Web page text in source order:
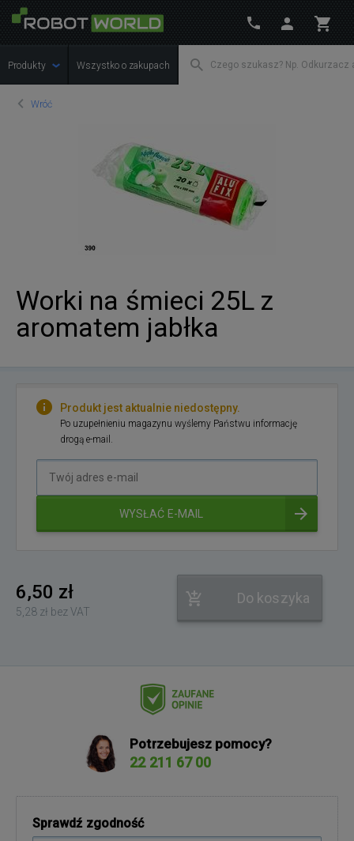
Produkty Wszystko o zakupach
Wróć
Worki na śmieci 25L z
aromatem jabłka
Produkt jest aktualnie niedostępny.
Po uzupełnieniu magazynu wyślemy Państwu informację
drogą e-mail.
WYSŁAĆ E-MAIL
6,50 zł
5,28 zł bez VAT
Do koszyka
Potrzebujesz pomocy?
22 211 67 00
Sprawdź zgodność